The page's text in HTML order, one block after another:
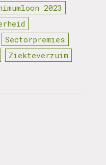
2023
Sectorpremies
Ziekteverzuim